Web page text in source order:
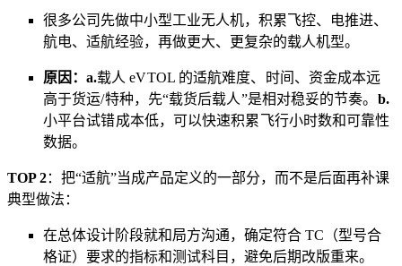
很多公司先做中小型工业无人机，积累飞控、电推进、
航电、适航经验，再做更大、更复杂的载人机型。
原因：a.载人 eVTOL 的适航难度、时间、资金成本远
高于货运/特种，先“载货后载人”是相对稳妥的节奏。 b.
小平台试错成本低，可以快速积累飞行小时数和可靠性
数据。
TOP 2：把“适航”当成产品定义的一部分，而不是后面再补课
典型做法：
在总体设计阶段就和局方沟通，确定符合 TC（型号合
格证）要求的指标和测试科目，避免后期改版重来。